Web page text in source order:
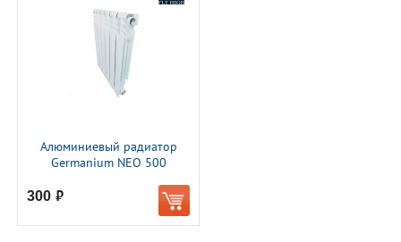
Алюминиевый радиатор
Germanium NEO 500
300 руб.